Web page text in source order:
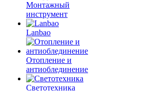
Монтажный
инструмент
Lanbao
Отопление и
антиоблединение
Светотехника